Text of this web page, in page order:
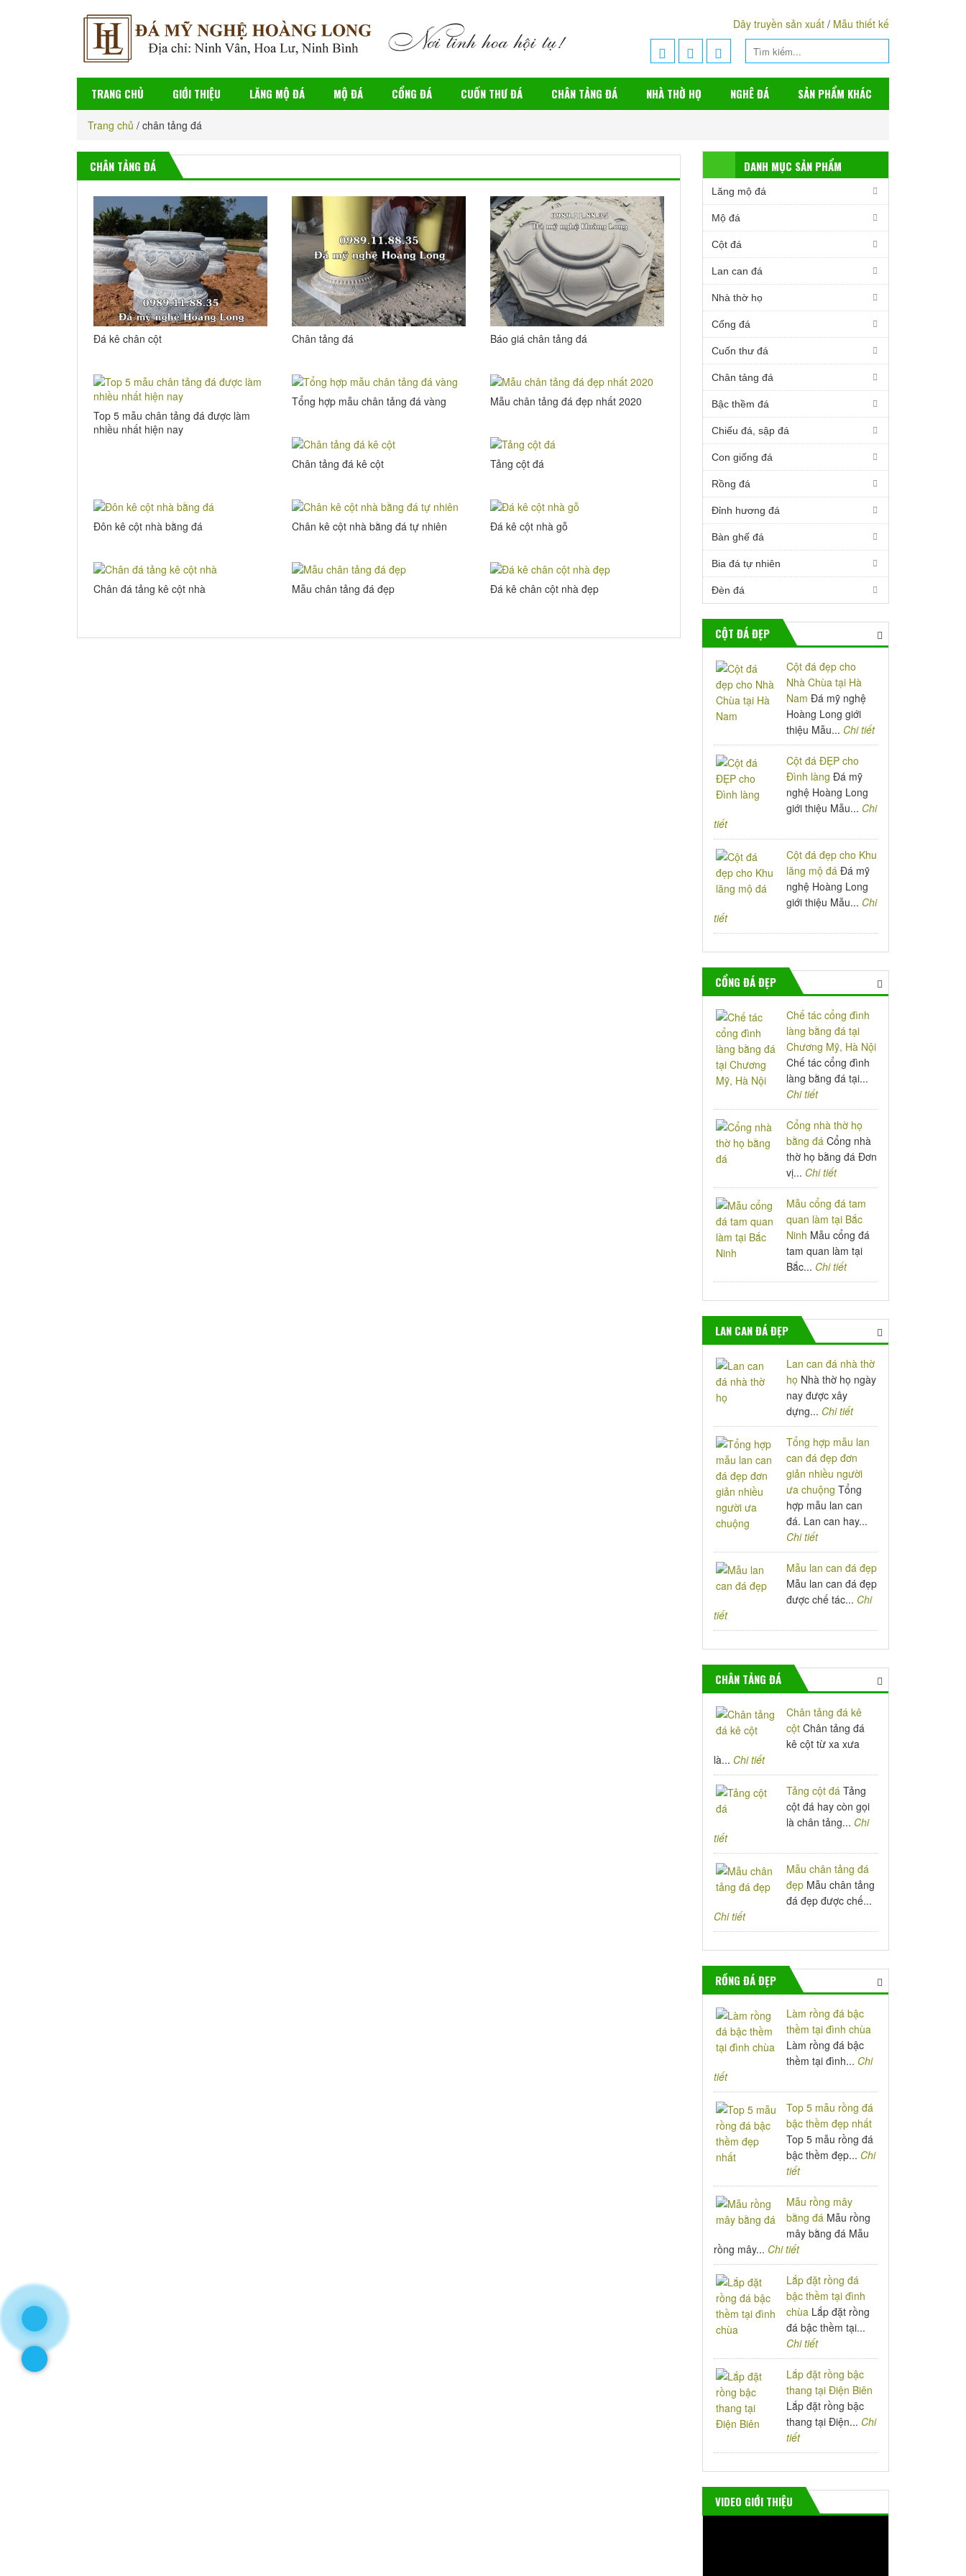
Dây truyền sản xuất/ Mẫu thiết kế
TRANG CHỦ GIỚI THIỆU LĂNG MỘ ĐÁ MỘ ĐÁ CỔNG ĐÁ CUỐN THƯ ĐÁ CHÂN TẢNG ĐÁ NHÀ THỜ HỌ NGHÊ ĐÁ SẢN PHẨM KHÁC
Trang chủ / chân tảng đá
CHÂN TẢNG ĐÁ
Đá kê chân cột Chân tảng đá Báo giá chân tảng đá
Top 5 mẫu chân tảng đá được làm
nhiều nhất hiện nay
Tổng hợp mẫu chân tảng đá vàng Mẫu chân tảng đá đẹp nhất 2020
Chân tảng đá kê cột Tảng cột đá
Đôn kê cột nhà bằng đá Chân kê cột nhà bằng đá tự nhiên Đá kê cột nhà gỗ
Chân đá tảng kê cột nhà Mẫu chân tảng đá đẹp Đá kê chân cột nhà đẹp
DANH MỤC SẢN PHẨM
Lăng mộ đá
Mộ đá
Cột đá
Lan can đá
Nhà thờ họ
Cổng đá
Cuốn thư đá
Chân tảng đá
Bậc thềm đá
Chiếu đá, sập đá
Con giống đá
Rồng đá
Đỉnh hương đá
Bàn ghế đá
Bia đá tự nhiên
Đèn đá
CỘT ĐÁ ĐẸP
Cột đá đẹp cho
Nhà Chùa tại Hà
Nam Đá mỹ nghệ
Hoàng Long giới
thiệu Mẫu... Chi tiết
Cột đá ĐẸP cho
Đình làng Đá mỹ
nghệ Hoàng Long
giới thiệu Mẫu... Chi
tiết
Cột đá đẹp cho Khu
lăng mộ đá Đá mỹ
nghệ Hoàng Long
giới thiệu Mẫu... Chi
tiết
CỔNG ĐÁ ĐẸP
Chế tác cổng đình
làng bằng đá tại
Chương Mỹ, Hà Nội
Chế tác cổng đình
làng bằng đá tại...
Chi tiết
Cổng nhà thờ họ
bằng đá Cổng nhà
thờ họ bằng đá Đơn
vị... Chi tiết
Mẫu cổng đá tam
quan làm tại Bắc
Ninh Mẫu cổng đá
tam quan làm tại
Bắc... Chi tiết
LAN CAN ĐÁ ĐẸP
Lan can đá nhà thờ
họ Nhà thờ họ ngày
nay được xây
dựng... Chi tiết
Tổng hợp mẫu lan
can đá đẹp đơn
giản nhiều người
ưa chuộng Tổng
hợp mẫu lan can
đá. Lan can hay...
Chi tiết
Mẫu lan can đá đẹp
Mẫu lan can đá đẹp
được chế tác... Chi
tiết
CHÂN TẢNG ĐÁ
Chân tảng đá kê
cột Chân tảng đá
kê cột từ xa xưa
là... Chi tiết
Tảng cột đá Tảng
cột đá hay còn gọi
là chân tảng... Chi
tiết
Mẫu chân tảng đá
đẹp Mẫu chân tảng
đá đẹp được chế...
Chi tiết
RỒNG ĐÁ ĐẸP
Làm rồng đá bậc
thềm tại đình chùa
Làm rồng đá bậc
thềm tại đình... Chi
tiết
Top 5 mẫu rồng đá
bậc thềm đẹp nhất
Top 5 mẫu rồng đá
bậc thềm đẹp... Chi
tiết
Mẫu rồng mây
bằng đá Mẫu rồng
mây bằng đá Mẫu
rồng mây... Chi tiết
Lắp đặt rồng đá
bậc thềm tại đình
chùa Lắp đặt rồng
đá bậc thềm tại...
Chi tiết
Lắp đặt rồng bậc
thang tại Điện Biên
Lắp đặt rồng bậc
thang tại Điện... Chi
tiết
VIDEO GIỚI THIỆU